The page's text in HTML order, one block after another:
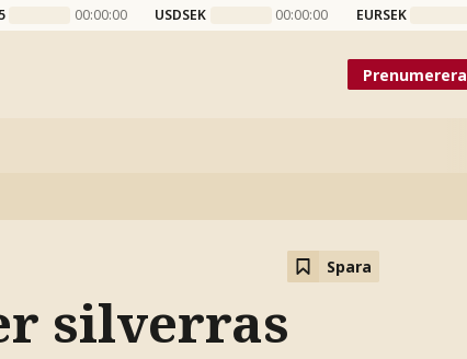
00:00:00 USDSEK 00:00:00 EURSEK
Prenumerera
Spara
silverras